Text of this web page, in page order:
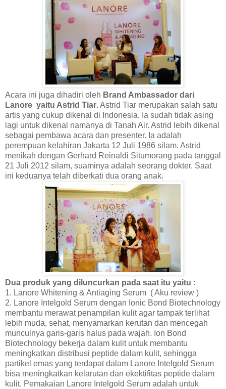
Acara ini juga dihadiri oleh Brand Ambassador dari
Lanore yaitu Astrid Tiar. Astrid Tiar merupakan salah satu
artis yang cukup dikenal di Indonesia. Ia sudah tidak asing
lagi untuk dikenal namanya di Tanah Air. Astrid lebih dikenal
sebagai pembawa acara dan presenter. Ia adalah
perempuan kelahiran Jakarta 12 Juli 1986 silam. Astrid
menikah dengan Gerhard Reinaldi Situmorang pada tanggal
21 Juli 2012 silam, suaminya adalah seorang dokter. Saat
ini keduanya telah diberkati dua orang anak.
Dua produk yang diluncurkan pada saat itu yaitu :
1. Lanore Whitening & Antiaging Serum ( Aku review )
2. Lanore Intelgold Serum dengan Ionic Bond Biotechnology
membantu merawat penampilan kulit agar tampak terlihat
lebih muda, sehat, menyamarkan kerutan dan mencegah
munculnya garis-garis halus pada wajah. Ion Bond
Biotechnology bekerja dalam kulit untuk membantu
meningkatkan distribusi peptide dalam kulit, sehingga
partikel emas yang terdapat dalam Lanore Intelgold Serum
bisa meningkatkan kelarutan dan ekektifitas peptide dalam
kulit. Pemakaian Lanore Intelgold Serum adalah untuk